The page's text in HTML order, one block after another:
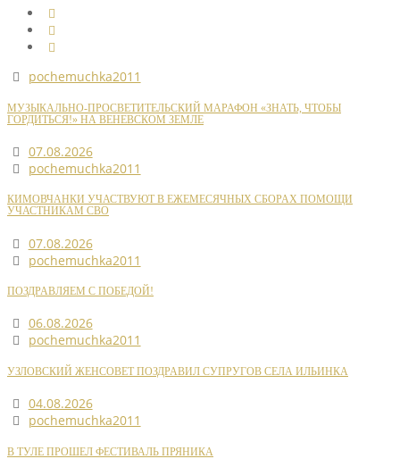
pochemuchka2011
МУЗЫКАЛЬНО-ПРОСВЕТИТЕЛЬСКИЙ МАРАФОН «ЗНАТЬ, ЧТОБЫ
ГОРДИТЬСЯ!» НА ВЕНЕВСКОМ ЗЕМЛЕ
07.08.2026
pochemuchka2011
КИМОВЧАНКИ УЧАСТВУЮТ В ЕЖЕМЕСЯЧНЫХ СБОРАХ ПОМОЩИ
УЧАСТНИКАМ СВО
07.08.2026
pochemuchka2011
ПОЗДРАВЛЯЕМ С ПОБЕДОЙ!
06.08.2026
pochemuchka2011
УЗЛОВСКИЙ ЖЕНСОВЕТ ПОЗДРАВИЛ СУПРУГОВ СЕЛА ИЛЬИНКА
04.08.2026
pochemuchka2011
В ТУЛЕ ПРОШЕЛ ФЕСТИВАЛЬ ПРЯНИКА